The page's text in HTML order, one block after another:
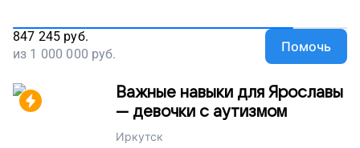
847 245 руб.
из 1 000 000 руб. Помочь
Важные навыки для Ярославы
— девочки с аутизмом
Иркутск